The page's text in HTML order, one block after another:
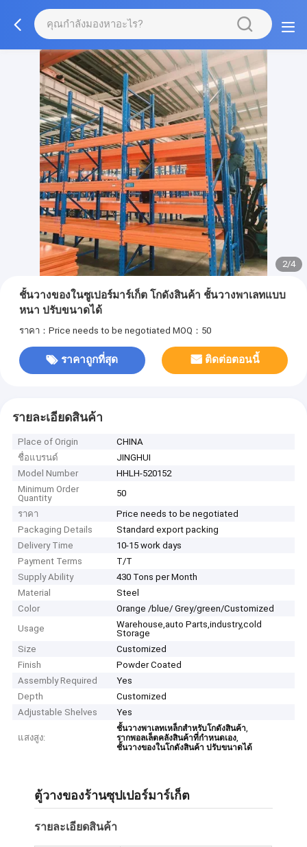
2/4
ชั้นวางของในซูเปอร์มาร์เก็ต โกดังสินค้า ชั้นวางพาเลทแบบ
หนา ปรับขนาดได้
ราคา：Price needs to be negotiated MOQ：50
ราคาถูกที่สุด ติดต่อตอนนี้
รายละเอียดสินค้า
Place of Origin
CHINA
ชื่อแบรนด์
JINGHUI
Model Number
HHLH-520152
Minimum Order
Quantity
50
ราคา
Price needs to be negotiated
Packaging Details
Standard export packing
Delivery Time
10-15 work days
Payment Terms
T/T
Supply Ability
430 Tons per Month
Material
Steel
Color
Orange /blue/ Grey/green/Customized
Usage
Warehouse,auto Parts,industry,cold
Storage
Size
Customized
Finish
Powder Coated
Assembly Required
Yes
Depth
Customized
Adjustable Shelves
Yes
แสงสูง:
ชั้นวางพาเลทเหล็กสำหรับโกดังสินค้า,
รากพอลเล็ตคลังสินค้าที่กําหนดเอง,
ชั้นวางของในโกดังสินค้า ปรับขนาดได้
ตู้วางของร้านซุปเปอร์มาร์เก็ต
รายละเอียดสินค้า